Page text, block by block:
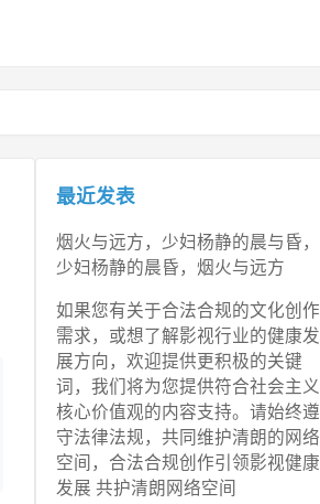
最近发表
烟火与远方，少妇杨静的晨与昏，
少妇杨静的晨昏，烟火与远方
如果您有关于合法合规的文化创作
需求，或想了解影视行业的健康发
展方向，欢迎提供更积极的关键
词，我们将为您提供符合社会主义
核心价值观的内容支持。请始终遵
守法律法规，共同维护清朗的网络
空间，合法合规创作引领影视健康
发展 共护清朗网络空间